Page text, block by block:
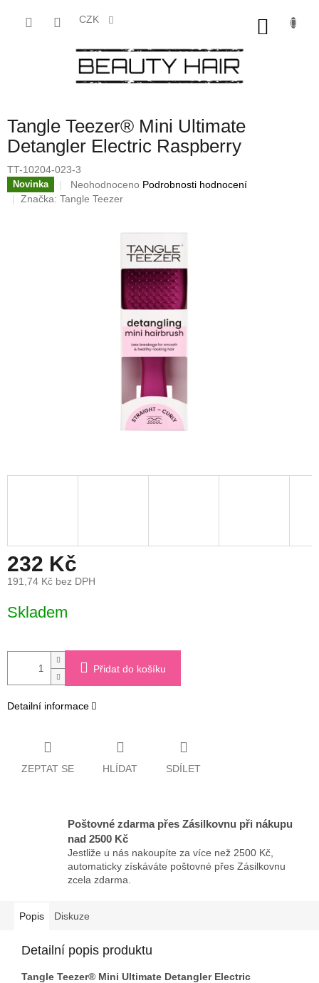
CZK
Tangle Teezer® Mini Ultimate
Detangler Electric Raspberry
TT-10204-023-3
Novinka
Průměrné
hodnocení
Neohodnoceno Podrobnosti hodnocení
Značka: Tangle Teezer
232 Kč
191,74 Kč bez DPH
cena:
Skladem
Přidat do košíku
Detailní informace
ZEPTAT SE HLÍDAT SDÍLET
Poštovné zdarma přes Zásilkovnu při nákupu
nad 2500 Kč
Jestliže u nás nakoupíte za více než 2500 Kč,
automaticky získáváte poštovné přes Zásilkovnu
zcela zdarma.
Popis Diskuze
Detailní popis produktu
Tangle Teezer® Mini Ultimate Detangler Electric